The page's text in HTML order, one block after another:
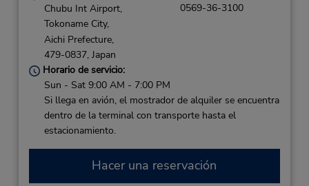
Chubu Int Airport,
Tokoname City,
Aichi Prefecture,
479-0837, Japan
0569-36-3100
Horario de servicio:
Sun - Sat 9:00 AM - 7:00 PM
Si llega en avión, el mostrador de alquiler se encuentra
dentro de la terminal con transporte hasta el
estacionamiento.
Hacer una reservación